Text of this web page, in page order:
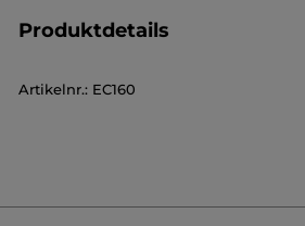
Produktdetails
Artikelnr.: EC160